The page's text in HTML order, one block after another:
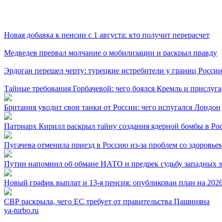
Новая добавка к пенсии с 1 августа: кто получит перерасчет
Медведев прервал молчание о мобилизации и раскрыл правду
Эрдоган перешел черту: турецкие истребители у границ России
Тайные требования Горбачевой: чего боялся Кремль и прислуга
Британия уводит свои танки от России: чего испугался Лондон
Патриарх Кирилл раскрыл тайну создания ядерной бомбы в
Пугачева отменила приезд в Россию из-за проблем со
Путин напомнил об обмане НАТО и предрек судьбу западных
Новый график выплат и 13-я пенсия: опубликован план на
СВР раскрыла, чего ЕС требует от правительства Пашиняна
ya-turbo.ru